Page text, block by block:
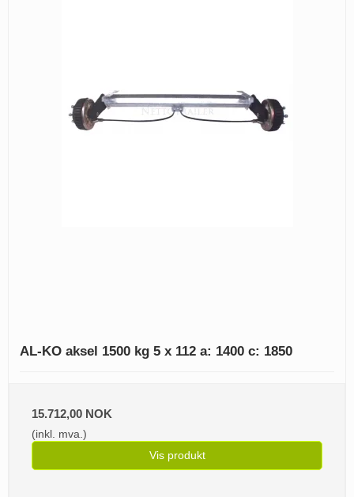
AL-KO aksel 1500 kg 5 x 112 a: 1400 c: 1850
15.712,00 NOK
(inkl. mva.)
Vis produkt